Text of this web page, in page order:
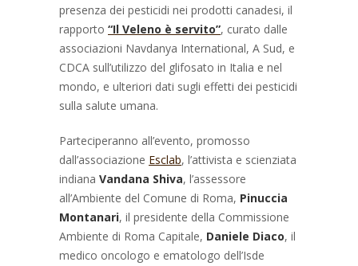
presenza dei pesticidi nei prodotti canadesi, il
rapporto “Il Veleno è servito”, curato dalle
associazioni Navdanya International, A Sud, e
CDCA sull’utilizzo del glifosato in Italia e nel
mondo, e ulteriori dati sugli effetti dei pesticidi
sulla salute umana.
Parteciperanno all’evento, promosso
dall’associazione Esclab, l’attivista e scienziata
indiana Vandana Shiva, l’assessore
all’Ambiente del Comune di Roma, Pinuccia
Montanari, il presidente della Commissione
Ambiente di Roma Capitale, Daniele Diaco, il
medico oncologo e ematologo dell’Isde